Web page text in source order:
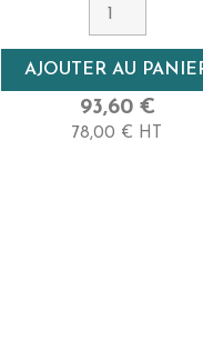
5 - Châtain
Densité
Haute
Longueur
AJOUTER AU
93,60 €
78,00 € HT